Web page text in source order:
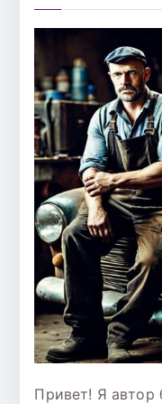
Привет! Я автор